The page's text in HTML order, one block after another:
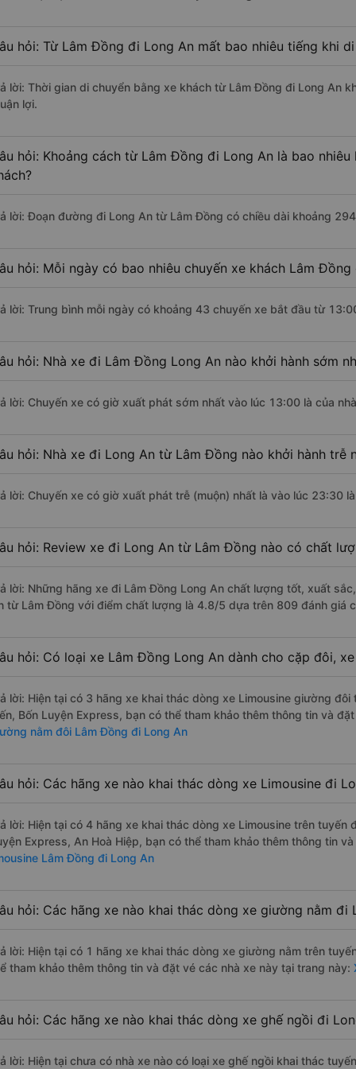
hỏi: Từ Lâm Đồng đi Long An mất bao nhiêu tiếng khi
lời: Thời gian di chuyển bằng xe khách từ Lâm Đồng đi Long An
lợi.
hỏi: Khoảng cách từ Lâm Đồng đi Long An là bao
lời: Đoạn đường đi Long An từ Lâm Đồng có chiều dài khoảng
hỏi: Mỗi ngày có bao nhiêu chuyến xe khách Lâm Đồng
lời: Trung bình mỗi ngày có khoảng 43 chuyến xe bắt đầu từ
hỏi: Nhà xe đi Lâm Đồng Long An nào khởi hành sớm
lời: Chuyến xe có giờ xuất phát sớm nhất vào lúc 13:00 là của
hỏi: Nhà xe đi Long An từ Lâm Đồng nào khởi hành trễ
lời: Chuyến xe có giờ xuất phát trễ (muộn) nhất là vào lúc 23:30
hỏi: Review xe đi Long An từ Lâm Đồng nào có chất
lời: Những hãng xe đi Lâm Đồng Long An chất lượng tốt, xuất
từ Lâm Đồng với điểm chất lượng là 4.8/5 dựa trên 809 đánh giá
hỏi: Có loại xe Lâm Đồng Long An dành cho cặp đôi,
lời: Hiện tại có 3 hãng xe khai thác dòng xe Limousine giường
Bốn Luyện Express, bạn có thể tham khảo thêm thông tin và
nằm đôi Lâm Đồng đi Long An
hỏi: Các hãng xe nào khai thác dòng xe Limousine đi
lời: Hiện tại có 4 hãng xe khai thác dòng xe Limousine trên tuyến
Express, An Hoà Hiệp, bạn có thể tham khảo thêm thông tin
Lâm Đồng đi Long An
hỏi: Các hãng xe nào khai thác dòng xe giường nằm đi
lời: Hiện tại có 1 hãng xe khai thác dòng xe giường nằm trên
tham khảo thêm thông tin và đặt vé các nhà xe này tại trang này:
hỏi: Các hãng xe nào khai thác dòng xe ghế ngồi đi
lời: Hiện tại chưa có nhà xe nào có loại xe ghế ngồi khai thác